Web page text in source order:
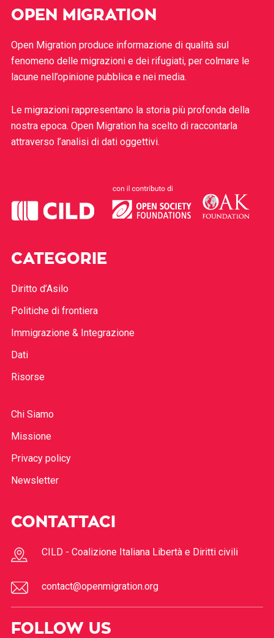
OPEN MIGRATION
Open Migration produce informazione di qualità sul
fenomeno delle migrazioni e dei rifugiati, per colmare le
lacune nell’opinione pubblica e nei media.
Le migrazioni rappresentano la storia più profonda della
nostra epoca. Open Migration ha scelto di raccontarla
attraverso l’analisi di dati oggettivi.
CATEGORIE
Diritto d’Asilo
Politiche di frontiera
Immigrazione & Integrazione
Dati
Risorse
Chi Siamo
Missione
Privacy policy
Newsletter
CONTATTACI
CILD - Coalizione Italiana Libertà e Diritti civili
contact@openmigration.org
FOLLOW US